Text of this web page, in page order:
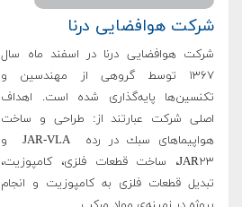
شرکت هوافضایی درنا
شركت هوافضایی درنا در اسفند ماه سال
۱۳۶۷ توسط گروهی از مهندسين و
تكنسين‌ها پايه‌گذاری شده است. اهداف
اصلی شركت عبارتند از: طراحی و ساخت
هواپيماهای سبك در رده JAR-VLA و
JAR۲۳، ساخت قطعات فلزی، كامپوزيت،
تبديل قطعات فلزی به كامپوزيت و انجام